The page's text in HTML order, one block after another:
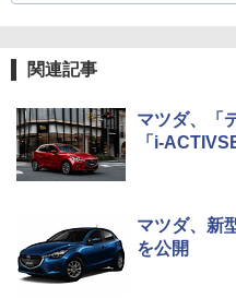
関連記事
マツダ、「
「i-
マツダ、新
を公開